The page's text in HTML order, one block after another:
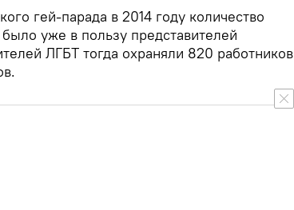
гей-парада в 2014 году количество
уже в пользу представителей
ЛГБТ тогда охраняли 820 работников